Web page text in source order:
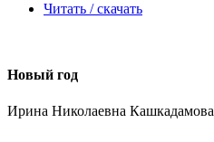
Читать / скачать
Новый год
Ирина Николаевна Кашкадамова